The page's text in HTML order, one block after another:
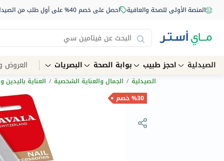
المنصة الأولى للصحة والعافية احصل على خصم 40% على أول طلب من الصيدلية أونلاين استخدم الكود: NEW40
الصيدلية احجز طبيب بوابة الصحة البصريات العروض
الصيدلية / الجمال والعناية الشخصية / العناية باليدين
%30 خصم